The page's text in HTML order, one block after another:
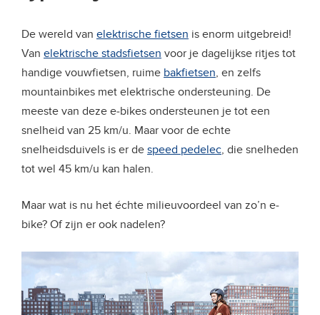
De wereld van elektrische fietsen is enorm uitgebreid!
Van elektrische stadsfietsen voor je dagelijkse ritjes tot
handige vouwfietsen, ruime bakfietsen, en zelfs
mountainbikes met elektrische ondersteuning. De
meeste van deze e-bikes ondersteunen je tot een
snelheid van 25 km/u. Maar voor de echte
snelheidsduivels is er de speed pedelec, die snelheden
tot wel 45 km/u kan halen.
Maar wat is nu het échte milieuvoordeel van zo’n e-
bike? Of zijn er ook nadelen?